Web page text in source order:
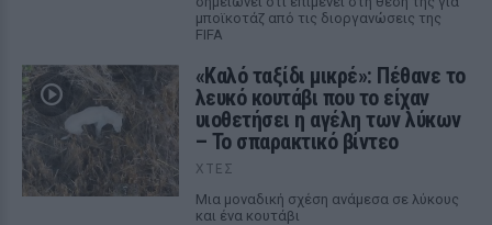
μποϊκοτάζ από τις διοργανώσεις της
FIFA
«Καλό ταξίδι μικρέ»: Πέθανε το
λευκό κουτάβι που το είχαν
υιοθετήσει η αγέλη των λύκων
– Το σπαρακτικό βίντεο
ΧΤΕΣ
Μια μοναδική σχέση ανάμεσα σε λύκους
και ένα κουτάβι